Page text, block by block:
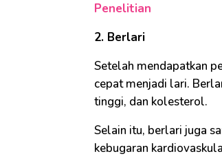
Penelitian
2. Berlari
Setelah mendapatkan
cepat menjadi lari.
tinggi, dan kolesterol.
Selain itu, berlari juga
kebugaran